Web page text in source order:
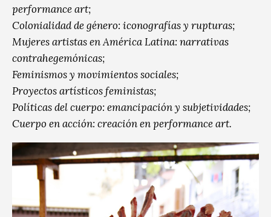
performance art;
Colonialidad de género: iconografías y rupturas;
Mujeres artistas en América Latina: narrativas
contrahegemónicas;
Feminismos y movimientos sociales;
Proyectos artísticos feministas;
Políticas del cuerpo: emancipación y subjetividades;
Cuerpo en acción: creación en performance art.